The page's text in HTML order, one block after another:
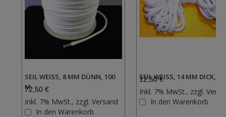
SEIL WEISS, 8 MM DÜNN, 100 M
72,50 €
Inkl. 7% MwSt., zzgl. Versand
In den Warenkorb
SEIL WEISS, 14 MM DICK,
12,50 €
Inkl. 7% MwSt., zzgl.
In den Warenkorb